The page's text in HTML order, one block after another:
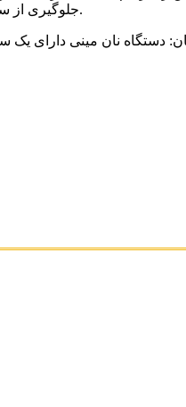
جلوگیری از سوختن دست ها برای استفاده ایمن.شکاف های بسیار پهن برای اندازه های مختلف نان مانند نان ورقه ای ضخیم، نان شیرینی، وافل و غیره مناسب است.
دستگاه نان مینی دارای